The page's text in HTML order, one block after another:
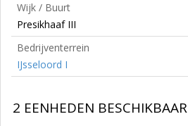
Wijk / Buurt
Presikhaaf III
Bedrijventerrein
IJsseloord I
2 EENHEDEN BESCHIKBAAR